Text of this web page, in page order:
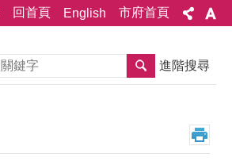
回首頁 English 市府首頁
搜尋 進階搜尋